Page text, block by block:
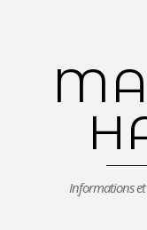
Informations